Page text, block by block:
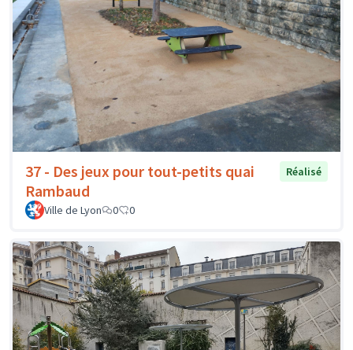
37 - Des jeux pour tout-petits quai
Rambaud
Réalisé
Ville de Lyon 0 0